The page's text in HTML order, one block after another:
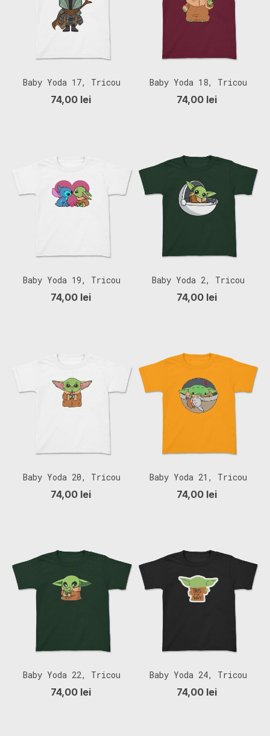
Baby Yoda 17, Tricou
Copii
74,00 lei
Baby Yoda 18, Tricou
Copii
74,00 lei
Baby Yoda 19, Tricou
Copii
74,00 lei
Baby Yoda 2, Tricou
Copii
74,00 lei
Baby Yoda 20, Tricou
Copii
74,00 lei
Baby Yoda 21, Tricou
Copii
74,00 lei
Baby Yoda 22, Tricou
Copii
74,00 lei
Baby Yoda 24, Tricou
Copii
74,00 lei